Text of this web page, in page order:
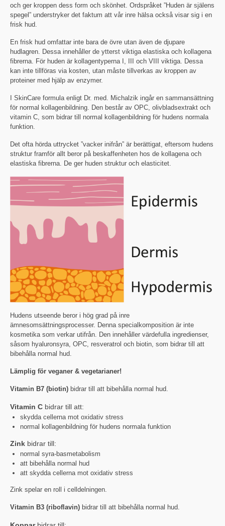
och ger kroppen dess form och skönhet. Ordspråket ”Huden är själens
spegel” understryker det faktum att vår inre hälsa också visar sig i en
frisk hud.
En frisk hud omfattar inte bara de övre utan även de djupare
hudlagren. Dessa innehåller de ytterst viktiga elastiska och kollagena
fibrerna. För huden är kollagentyperna I, III och VIII viktiga. Dessa
kan inte tillföras via kosten, utan måste tillverkas av kroppen av
proteiner med hjälp av enzymer.
I SkinCare formula enligt Dr. med. Michalzik ingår en sammansättning
för normal kollagenbildning. Den består av OPC, olivbladsextrakt och
vitamin C, som bidrar till normal kollagenbildning för hudens normala
funktion.
Det ofta hörda uttrycket ”vacker inifrån” är berättigat, eftersom hudens
struktur framför allt beror på beskaffenheten hos de kollagena och
elastiska fibrerna. De ger huden struktur och elasticitet.
Hudens utseende beror i hög grad på inre
ämnesomsättningsprocesser. Denna specialkomposition är inte
kosmetika som verkar utifrån. Den innehåller värdefulla ingredienser,
såsom hyaluronsyra, OPC, resveratrol och biotin, som bidrar till att
bibehålla normal hud.
Lämplig för veganer & vegetarianer!
Vitamin B7 (biotin) bidrar till att bibehålla normal hud.
Vitamin C bidrar till att:
skydda cellerna mot oxidativ stress
normal kollagenbildning för hudens normala funktion
Zink bidrar till:
normal syra-basmetabolism
att bibehålla normal hud
att skydda cellerna mot oxidativ stress
Zink spelar en roll i celldelningen.
Vitamin B3 (riboflavin) bidrar till att bibehålla normal hud.